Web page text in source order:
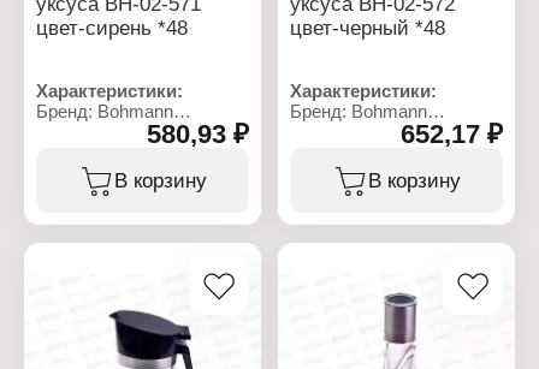
цвет-сирень *48
Характеристики:
Бренд: Bohmann
Артикул: ВН-02-571
Тип товара: Емкость для
масел и специй
Количество отсеков: 2
580,93 ₽
В корзину
цвет-черный *48
Характеристики:
Бренд: Bohmann
Артикул: ВН-02-572
Тип товара: Емкость для
масел и специй
Вариация: с
Материал: пластик
Объем: 2х95 мл
652,17 ₽
В корзину